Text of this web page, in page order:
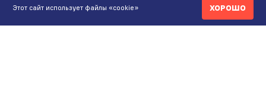
Этот сайт использует файлы «cookie» ХОРОШО